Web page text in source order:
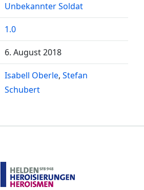
Unbekannter Soldat
1.0
6. August 2018
Isabell Oberle Stefan
Schubert